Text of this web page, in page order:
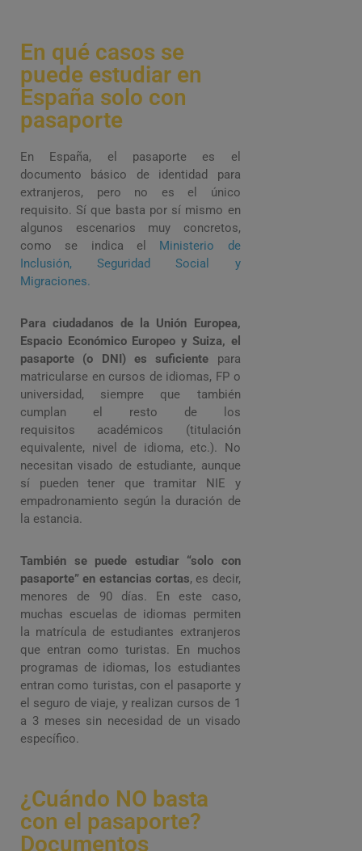
En qué casos se
puede estudiar en
España solo con
pasaporte
En España, el pasaporte es el
documento básico de identidad para
extranjeros, pero no es el único
requisito. Sí que basta por sí mismo en
algunos escenarios muy concretos,
como se indica el Ministerio de
Inclusión, Seguridad Social y
Migraciones.
Para ciudadanos de la Unión Europea,
Espacio Económico Europeo y Suiza, el
pasaporte (o DNI) es suficiente para
matricularse en cursos de idiomas, FP o
universidad, siempre que también
cumplan el resto de los
requisitos académicos (titulación
equivalente, nivel de idioma, etc.). No
necesitan visado de estudiante, aunque
sí pueden tener que tramitar NIE y
empadronamiento según la duración de
la estancia.
También se puede estudiar “solo con
pasaporte” en estancias cortas, es decir,
menores de 90 días. En este caso,
muchas escuelas de idiomas permiten
la matrícula de estudiantes extranjeros
que entran como turistas. En muchos
programas de idiomas, los estudiantes
entran como turistas, con el pasaporte y
el seguro de viaje, y realizan cursos de 1
a 3 meses sin necesidad de un visado
específico.
¿Cuándo NO basta
con el pasaporte?
Documentos